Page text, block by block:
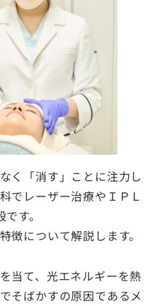
く「消す」ことに注力し
でレーザー治療やＩＰＬ
す。
徴について解説します。
当て、光エネルギーを熱
そばかすの原因であるメ